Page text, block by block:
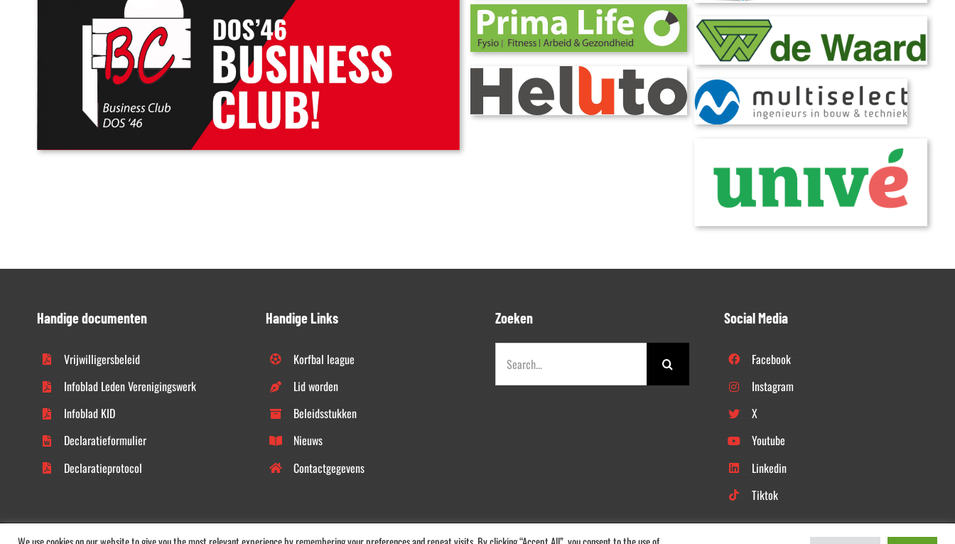
Handige documenten
Vrijwilligersbeleid
Infoblad Leden Verenigingswerk
Infoblad KID
Declaratieformulier
Declaratieprotocol
Handige Links
Korfbal league
Lid worden
Beleidsstukken
Nieuws
Contactgegevens
Zoeken
naar:
Social Media
Facebook
Instagram
X
Youtube
Linkedin
Tiktok